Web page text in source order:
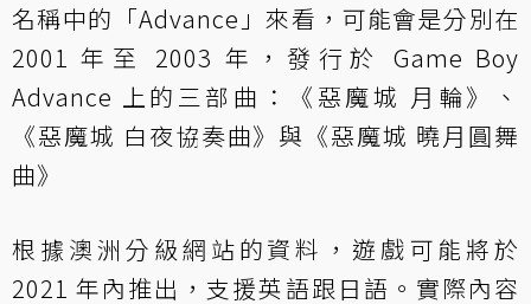
名稱中的「Advance」來看，可能會是分別在
2001 年至 2003 年，發行於 Game Boy
Advance 上的三部曲：《惡魔城 月輪》、
《惡魔城 白夜協奏曲》與《惡魔城 曉月圓舞
曲》
根據澳洲分級網站的資料，遊戲可能將於
2021 年內推出，支援英語跟日語。實際內容